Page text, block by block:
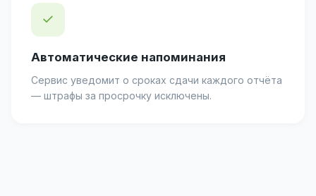
✓
Автоматические напоминания
Сервис уведомит о сроках сдачи каждого отчёта
— штрафы за просрочку исключены.